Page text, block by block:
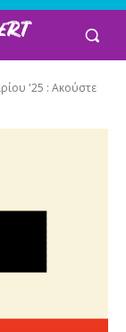
'25 : Ακούστε